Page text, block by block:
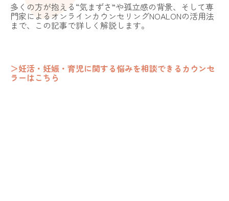
多くの方が抱える“気まずさ”や孤立感の背景、そして専
門家によるオンラインカウンセリングNOALONの活用法
まで、この記事で詳しく解説します。
＞妊活・妊娠・育児に関する悩みを相談できるカウンセ
ラーはこちら